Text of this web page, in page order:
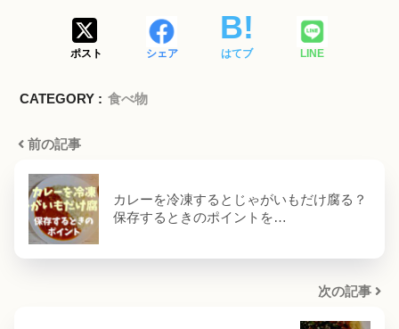
ポスト シェア はてブ LINE
CATEGORY : 食べ物
前の記事
カレーを冷凍するとじゃがいもだけ腐る？
保存するときのポイントを…
次の記事